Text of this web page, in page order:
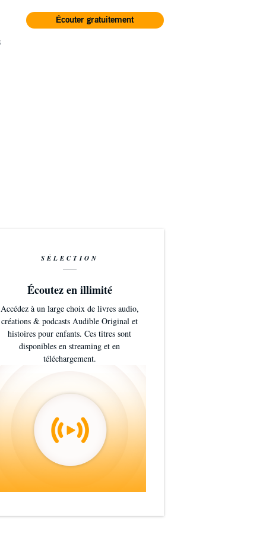
Écouter gratuitement
SÉLECTION
Écoutez en illimité
Accédez à un large choix de livres audio,
créations & podcasts Audible Original et
histoires pour enfants. Ces titres sont
disponibles en streaming et en
téléchargement.